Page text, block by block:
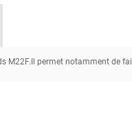
M22F.Il permet notamment de